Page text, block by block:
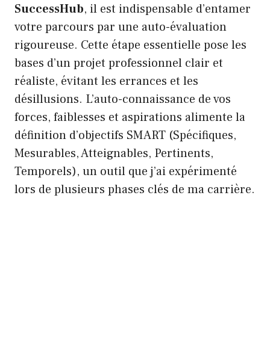
SuccessHub, il est indispensable d’entamer
votre parcours par une auto-évaluation
rigoureuse. Cette étape essentielle pose les
bases d’un projet professionnel clair et
réaliste, évitant les errances et les
désillusions. L’auto-connaissance de vos
forces, faiblesses et aspirations alimente la
définition d’objectifs SMART (Spécifiques,
Mesurables, Atteignables, Pertinents,
Temporels), un outil que j’ai expérimenté
lors de plusieurs phases clés de ma carrière.